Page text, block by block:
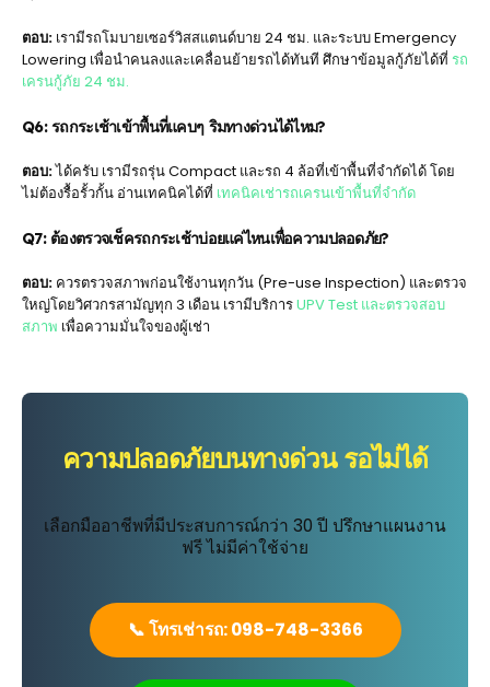
ตอบ: เรามีรถโมบายเซอร์วิสสแตนด์บาย 24 ชม. และระบบ Emergency
Lowering เพื่อนำคนลงและเคลื่อนย้ายรถได้ทันที ศึกษาข้อมูลกู้ภัยได้ที่ รถ
เครนกู้ภัย 24 ชม.
Q6: รถกระเช้าเข้าพื้นที่แคบๆ ริมทางด่วนได้ไหม?
ตอบ:ได้ครับ เรามีรถรุ่น Compact และรถ 4 ล้อที่เข้าพื้นที่จำกัดได้ โดย
ไม่ต้องรื้อรั้วกั้น อ่านเทคนิคได้ที่ เทคนิคเช่ารถเครนเข้าพื้นที่จำกัด
Q7: ต้องตรวจเช็ครถกระเช้าบ่อยแค่ไหนเพื่อความปลอดภัย?
ตอบ: ควรตรวจสภาพก่อนใช้งานทุกวัน (Pre-use Inspection) และตรวจ
ใหญ่โดยวิศวกรสามัญทุก 3 เดือน เรามีบริการUPV Test และตรวจสอบ
สภาพ เพื่อความมั่นใจของผู้เช่า
ความปลอดภัยบนทางด่วน รอไม่ได้
เลือกมืออาชีพที่มีประสบการณ์กว่า 30 ปี ปรึกษาแผนงาน
ฟรี ไม่มีค่าใช้จ่าย
📞 โทรเช่ารถ: 098-748-3366